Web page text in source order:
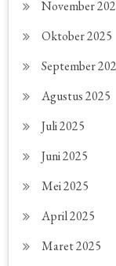
November
Oktober 2025
September
Agustus 2025
Juli 2025
Juni 2025
Mei 2025
April 2025
Maret 2025